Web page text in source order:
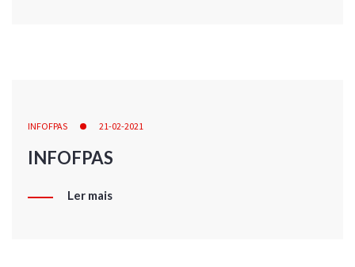
INFOFPAS 21-02-2021
INFOFPAS
Ler mais